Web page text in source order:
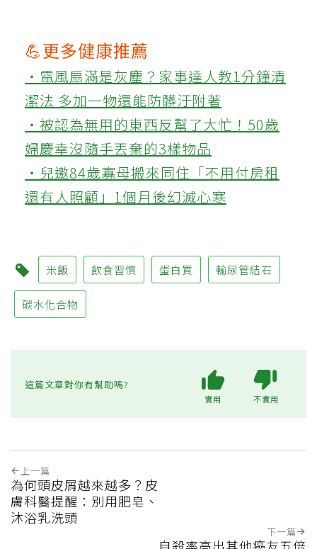
💪更多健康推薦
‧電風扇滿是灰塵？家事達人教1分鐘清
潔法 多加一物還能防髒汙附著
‧被認為無用的東西反幫了大忙！50歲
婦慶幸沒隨手丟棄的3樣物品
‧兒邀84歲寡母搬來同住「不用付房租
還有人照顧」1個月後幻滅心寒
米飯 飲食習慣 蛋白質 輸尿管結石
碳水化合物
這篇文章對你有幫助嗎?
實用 不實用
上一篇
為何頭皮屑越來越多？皮
膚科醫提醒：別用肥皂、
沐浴乳洗頭
下一篇